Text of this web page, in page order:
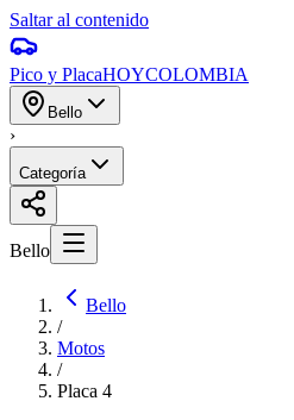
Saltar al contenido
Pico y PlacaHOYCOLOMBIA
Bello
›
Categoría
Bello
Bello
/
Motos
/
Placa 4